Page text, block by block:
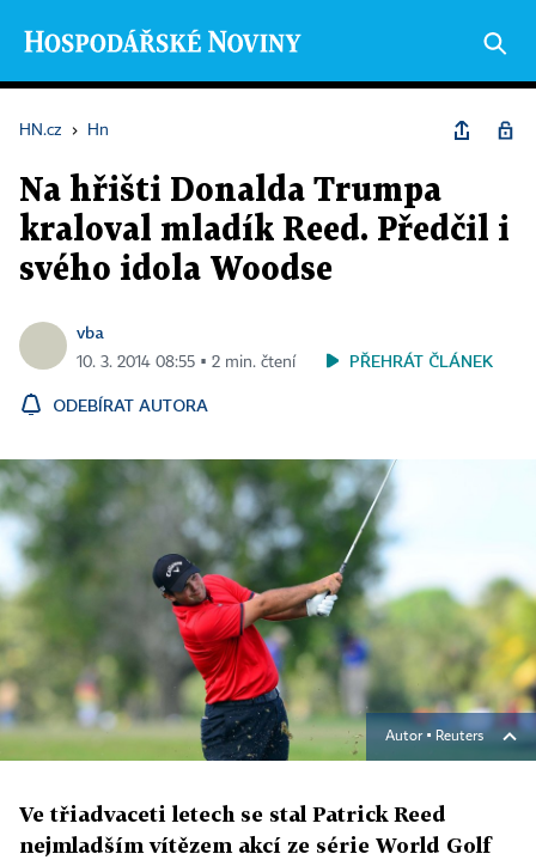
HN.cz › Hn
Na hřišti Donalda Trumpa
kraloval mladík Reed. Předčil i
svého idola Woodse
vba
10. 3. 2014 08:55 ▪ 2 min. čtení PŘEHRÁT ČLÁNEK
ODEBÍRAT AUTORA
Autor ▪ Reuters
Ve třiadvaceti letech se stal Patrick Reed
nejmladším vítězem akcí ze série World Golf